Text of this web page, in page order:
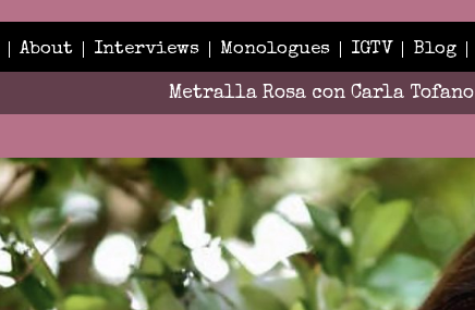
About Interviews Monologues IGTV Blog
Metralla Rosa con Carla Tofano